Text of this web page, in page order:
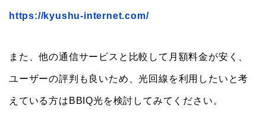
https://kyushu-internet.com/
また、他の通信サービスと比較して月額料金が安く、
ユーザーの評判も良いため、光回線を利用したいと考
えている方はBBIQ光を検討してみてください。